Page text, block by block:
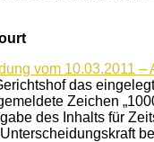
vom 10.03.2011 –
das
Zeichen
des Inhalts für